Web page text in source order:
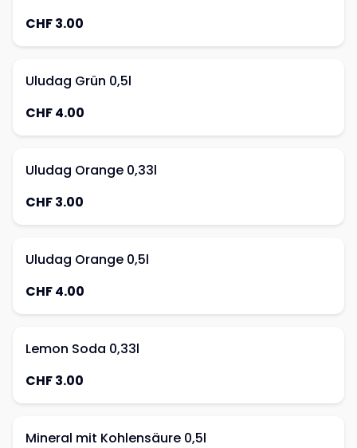
CHF 3.00
Uludag Grün 0,5l
CHF 4.00
Uludag Orange 0,33l
CHF 3.00
Uludag Orange 0,5l
CHF 4.00
Lemon Soda 0,33l
CHF 3.00
Mineral mit Kohlensäure 0,5l